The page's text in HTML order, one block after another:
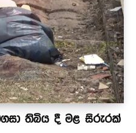
තිබිය දී මළ සිරුරක්